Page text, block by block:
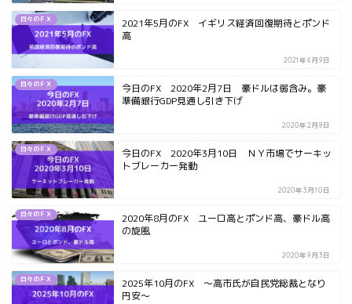
日々のＦＸ
2021年5月のFX イギリス経済回復期待とポンド
高
2021年6月9日
日々のＦＸ
今日のFX 2020年2月7日 豪ドルは弱含み。豪
準備銀行GDP見通し引き下げ
2020年2月8日
日々のＦＸ
今日のFX 2020年3月10日 ＮＹ市場でサーキッ
トブレーカー発動
2020年3月10日
日々のＦＸ
2020年8月のFX ユーロ高とポンド高、豪ドル高
の旋風
2020年9月3日
日々のＦＸ
2025年10月のFX ～高市氏が自民党総裁となり
円安～